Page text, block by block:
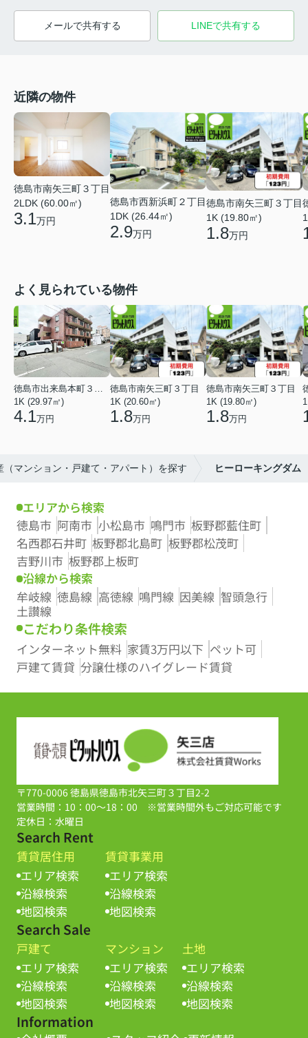
メールで共有する LINEで共有する
近隣の物件
徳島市南矢三町３丁目
2LDK (60.00㎡)
3.1万円
徳島市西新浜町２丁目
1DK (26.44㎡)
2.9万円
徳島市南矢三町３丁目
1K (19.80㎡)
1.8万円
よく見られている物件
1K (29.97㎡)
4.1万円
徳島市南矢三町３丁目
1K (20.60㎡)
1.8万円
徳島市南矢三町３丁目
1K (19.80㎡)
1.8万円
マンション・戸建て・アパート）を探す ヒーローキングダム
エリアから検索
徳島市 阿南市 小松島市 鳴門市 板野郡藍住町
名西郡石井町 板野郡北島町 板野郡松茂町
吉野川市 板野郡上板町
沿線から検索
牟岐線 徳島線 高徳線 鳴門線 因美線 智頭急行
土讃線
こだわり条件検索
インターネット無料 家賃3万円以下 ペット可
戸建て賃貸 分譲仕様のハイグレード賃貸
〒770-0006 徳島県徳島市北矢三町３丁目2-2
営業時間：10：00～18：00 ※営業時間外もご対応可能です
定休日：水曜日
Search Rent
賃貸居住用
エリア検索
沿線検索
地図検索
賃貸事業用
エリア検索
沿線検索
地図検索
Search Sale
戸建て
エリア検索
沿線検索
地図検索
マンション
エリア検索
沿線検索
地図検索
土地
エリア検索
沿線検索
地図検索
Information